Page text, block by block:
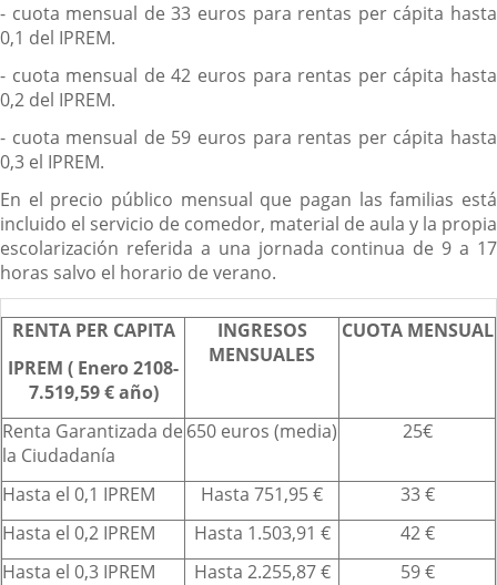
- cuota mensual de 33 euros para rentas per cápita hasta
0,1 del IPREM.
- cuota mensual de 42 euros para rentas per cápita hasta
0,2 del IPREM.
- cuota mensual de 59 euros para rentas per cápita hasta
0,3 el IPREM.
En el precio público mensual que pagan las familias está
incluido el servicio de comedor, material de aula y la propia
escolarización referida a una jornada continua de 9 a 17
horas salvo el horario de verano.
RENTA PER CAPITA
IPREM ( Enero 2108-
7.519,59 € año)
INGRESOS
MENSUALES
CUOTA MENSUAL
Renta Garantizada de
la Ciudadanía
650 euros (media) 25€
Hasta el 0,1 IPREM Hasta 751,95 €
33 €
Hasta el 0,2 IPREM
Hasta 1.503,91 €
42 €
Hasta el 0,3 IPREM
Hasta 2.255,87 €
59 €